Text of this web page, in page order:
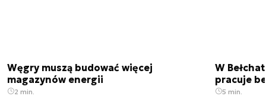
Węgry muszą budować więcej
magazynów energii
2 min.
W
pracuje
5 min.